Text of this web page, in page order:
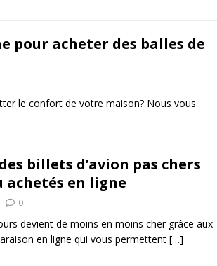
pour acheter des balles de
le confort de votre maison? Nous vous
billets d’avion pas chers
achetés en ligne
0
devient de moins en moins cher grâce aux
en ligne qui vous permettent […]